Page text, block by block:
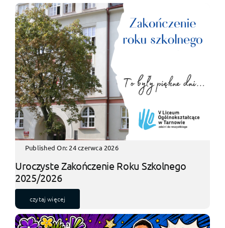
Published On: 24 czerwca 2026
Uroczyste Zakończenie Roku Szkolnego
2025/2026
czytaj więcej